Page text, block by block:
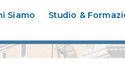
Siamo Studio &